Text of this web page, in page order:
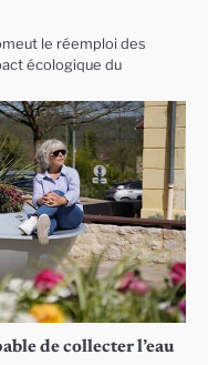
le réemploi des
écologique du
de collecter l’eau